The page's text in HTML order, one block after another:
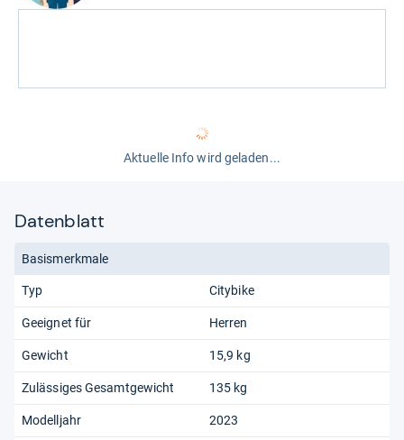
Aktuelle Info wird geladen...
Datenblatt
Basismerkmale
Typ Citybike
Geeignet für Herren
Gewicht 15,9 kg
Zulässiges Gesamtgewicht 135 kg
Modelljahr 2023